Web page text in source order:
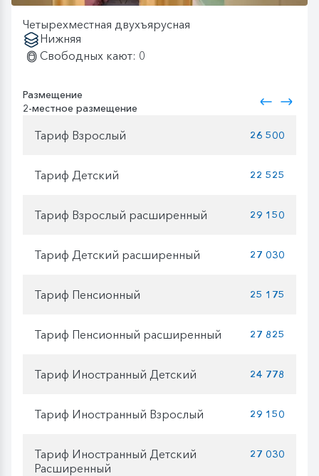
Четырехместная двухъярусная
Нижняя
Свободных кают: 0
Размещение
2-местное размещение
Тариф Взрослый 26 500
Тариф Детский 22 525
Тариф Взрослый расширенный 29 150
Тариф Детский расширенный 27 030
Тариф Пенсионный 25 175
Тариф Пенсионный расширенный 27 825
Тариф Иностранный Детский 24 778
Тариф Иностранный Взрослый 29 150
Тариф Иностранный Детский
Расширенный
27 030